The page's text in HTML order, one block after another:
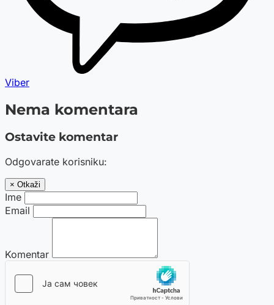
Viber
Nema komentara
Ostavite komentar
Odgovarate korisniku:
× Otkaži
Ime
Email
Komentar